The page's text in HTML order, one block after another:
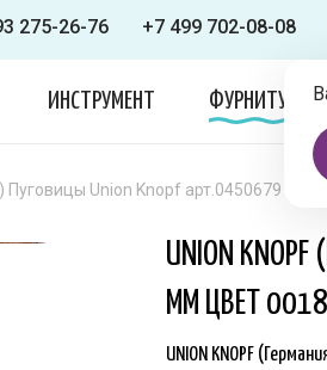
275-26-76 +7 499 702-08-08
ИНСТРУМЕНТ ФУРНИТУРА
Пуговицы Union Knopf арт.0450679 025
UNION
ММ ЦВЕТ 0018
UNION KNOPF